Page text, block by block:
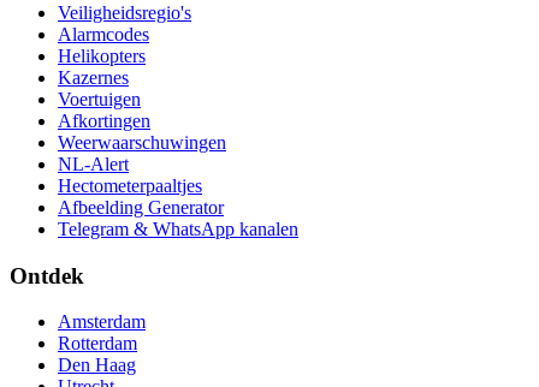
Veiligheidsregio's
Alarmcodes
Helikopters
Kazernes
Voertuigen
Afkortingen
Weerwaarschuwingen
NL-Alert
Hectometerpaaltjes
Afbeelding Generator
Telegram & WhatsApp kanalen
Ontdek
Amsterdam
Rotterdam
Den Haag